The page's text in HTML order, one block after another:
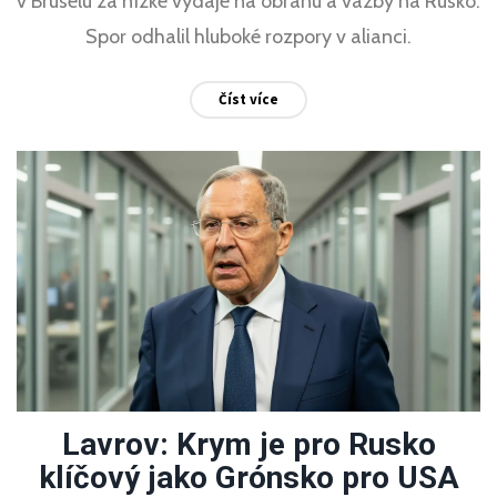
Spor odhalil hluboké rozpory v alianci.
Číst více
Lavrov: Krym je pro Rusko
klíčový jako Grónsko pro USA